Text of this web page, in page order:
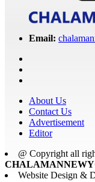
Email:
About Us
Contact Us
Advertisement
Editor
@ Copyright all
Website Design &